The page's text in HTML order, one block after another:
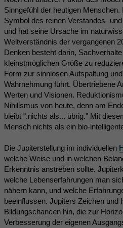
Sinngefühl der heutigen
Symbol des reinen Verstandes-
und hat seine Ursache im
Weltverständnis der vergangenen
Denken besteht darin,
kleinstmöglichen Größe zu
Form zur sinnlosen Aufspaltung
Wahrnehmung führt. Übertriebene
Werten und Visionen.
Nihilismus von heute, denn am
bleibt ".nichts als... übrig." Mit
Mensch nichts als ein bio-
Die Jupiterstellung im individuellen
welche Weise und in welchen
Erkenntnis anstreben sollte.
welche Lebenserfahrungen man
nähern kann, und welche
beeinflussen. Jupiters Zeichen und
Bildungschancen hin, die zur
Verbesserung der eigenen